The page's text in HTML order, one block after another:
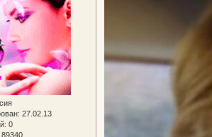
: 27.02.13
0
89340